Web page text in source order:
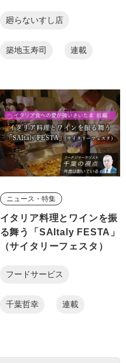
廻らないすし店
築地玉寿司 連載
ニュース・特集
イタリア料理とワインを振
る舞う「SAItaly FESTA」
（サイタリーフェスタ）
フードサービス
千葉哲幸 連載